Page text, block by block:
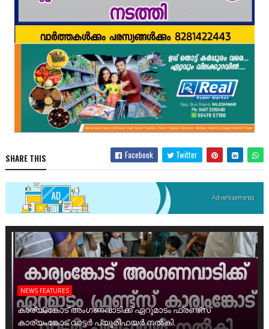
SHARE THIS Facebook Twitter
NEWS FEATURES
കാര്യംങ്കോട് അംഗണവാടിക്ക് ഏറുമാടം ഫ്രണ്ട്സ്
കാര്യംങ്കോട് വാട്ടർ പ്യൂരിഫയർ നൽകി.